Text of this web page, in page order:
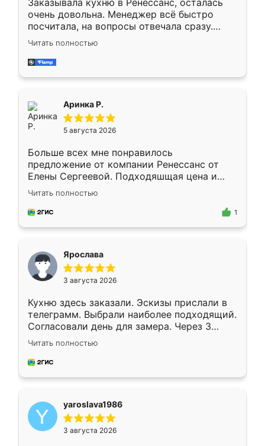
Заказывала кухню в Ренессанс, осталась
очень довольна. Менеджер всё быстро
посчитала, на вопросы отвечала сразу.
Замерщик приехал в субботу, подошёл к
делу со всей ответственностью. Собрали
за день, ребята работали аккуратно, даже
Читать полностью
Аринка Р.
5 августа 2026
Больше всех мне понравилось
предложение от компании Ренессанс от
Елены Сергеевой. Подходяшщая цена и
короткие сроки изготовления. Приехавший
для замера сотрудник Владислав
предложил по моему эскизу самый
Читать полностью
1
Ярослава
3 августа 2026
Кухню здесь заказали. Эскизы прислали в
телеграмм. Выбрали наиболее подходящий.
Согласовали день для замера. Через 3
недели кухня была уже готова. Остались
довольны работой. Спасибо Ренессанс
мебель за качественную работу!
Читать полностью
yaroslava1986
3 августа 2026